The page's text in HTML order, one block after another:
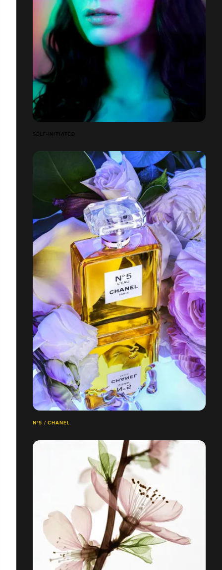
SELF-INITIATED
N°5 / CHANEL